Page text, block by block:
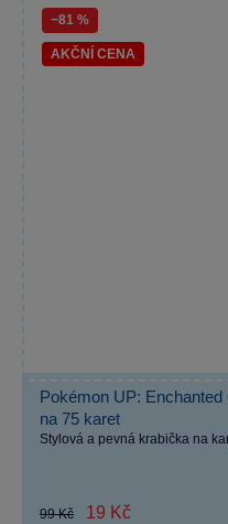
−81 %
AKČNÍ CENA
Pokémon UP:
na 75 karet
Stylová a pevná krabička na
99 Kč 19 Kč